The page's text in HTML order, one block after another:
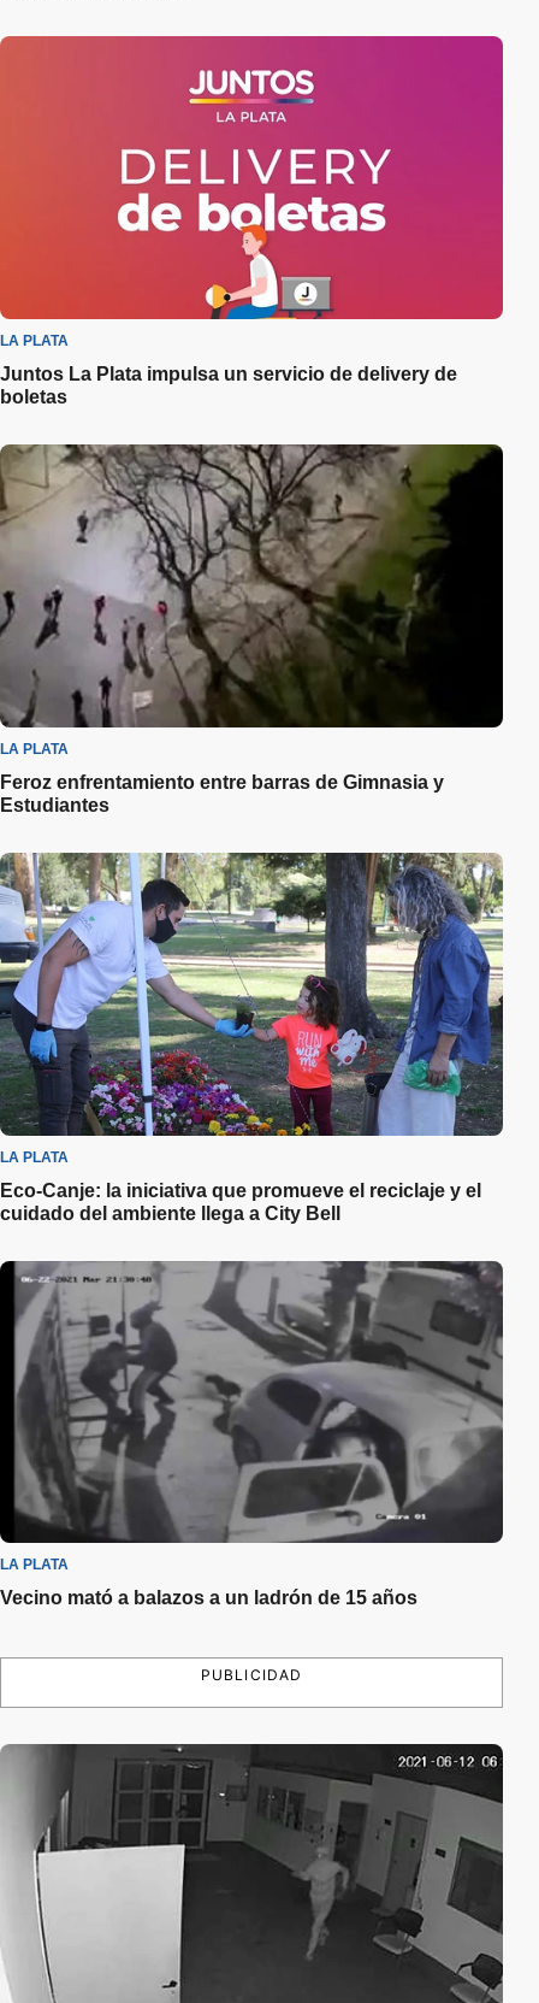
LA PLATA
Juntos La Plata impulsa un servicio de delivery de
boletas
LA PLATA
Feroz enfrentamiento entre barras de Gimnasia y
Estudiantes
LA PLATA
Eco-Canje: la iniciativa que promueve el reciclaje y el
cuidado del ambiente llega a City Bell
LA PLATA
Vecino mató a balazos a un ladrón de 15 años
PUBLICIDAD